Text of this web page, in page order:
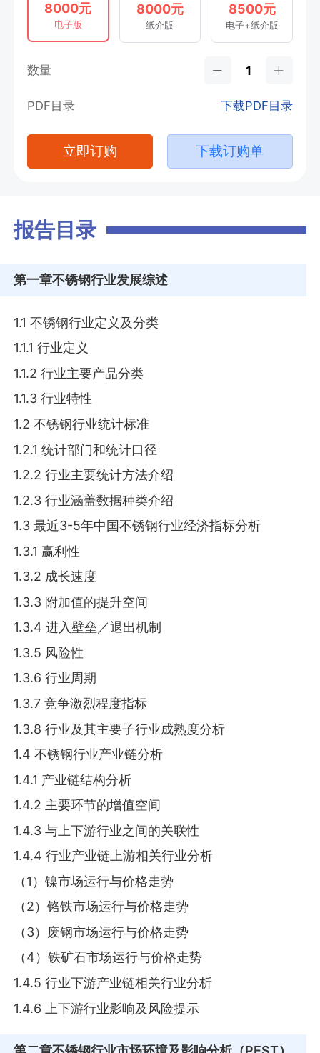
8000元
电子版
8000元
纸介版
8500元
电子+纸介版
数量
PDF目录 下载PDF目录
立即订购 下载订购单
报告目录
第一章不锈钢行业发展综述
1.1 不锈钢行业定义及分类
1.1.1 行业定义
1.1.2 行业主要产品分类
1.1.3 行业特性
1.2 不锈钢行业统计标准
1.2.1 统计部门和统计口径
1.2.2 行业主要统计方法介绍
1.2.3 行业涵盖数据种类介绍
1.3 最近3-5年中国不锈钢行业经济指标分析
1.3.1 赢利性
1.3.2 成长速度
1.3.3 附加值的提升空间
1.3.4 进入壁垒／退出机制
1.3.5 风险性
1.3.6 行业周期
1.3.7 竞争激烈程度指标
1.3.8 行业及其主要子行业成熟度分析
1.4 不锈钢行业产业链分析
1.4.1 产业链结构分析
1.4.2 主要环节的增值空间
1.4.3 与上下游行业之间的关联性
1.4.4 行业产业链上游相关行业分析
（1）镍市场运行与价格走势
（2）铬铁市场运行与价格走势
（3）废钢市场运行与价格走势
（4）铁矿石市场运行与价格走势
1.4.5 行业下游产业链相关行业分析
1.4.6 上下游行业影响及风险提示